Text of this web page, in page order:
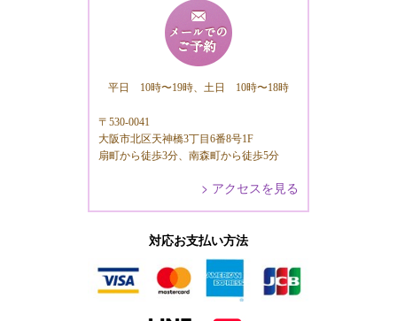
平日 10時〜19時、土日 10時〜18時
〒530-0041
大阪市北区天神橋3丁目6番8号1F
扇町から徒歩3分、南森町から徒歩5分
> アクセスを見る
対応お支払い方法